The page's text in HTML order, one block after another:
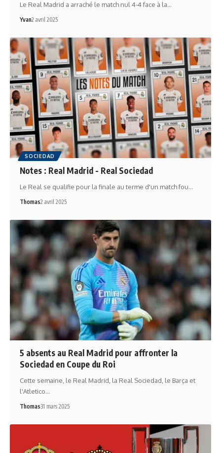
Le Real Madrid a arraché le match nul 4-4 face à la…
Yvan2 avril 2025
SOCIEDAD
Notes : Real Madrid - Real Sociedad
Le Real se qualifie pour la finale au terme d'un match fou…
Thomas2 avril 2025
5 absents au Real Madrid pour affronter la
Sociedad en Coupe du Roi
Cette semaine, le Real Madrid, la Real Sociedad, le Barça et
l'Atletico…
Thomas31 mars 2025